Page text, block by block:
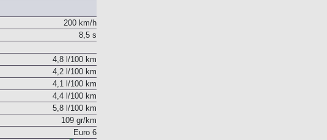
200 km/h
8,5 s
4,8 l/100 km
4,2 l/100 km
4,1 l/100 km
4,4 l/100 km
5,8 l/100 km
109 gr/km
Euro 6